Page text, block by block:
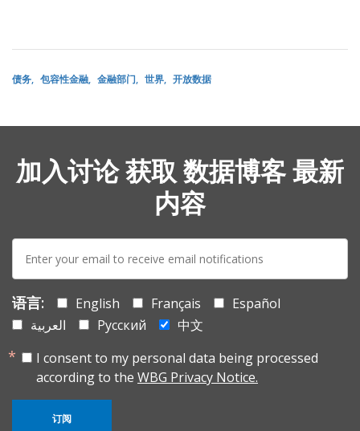
债务 包容性金融 金融部门 世界 开放数据
加入讨论 获取 数据博客 最新
内容
E-
mail:
语言: English Français
Español
العربية
Русский
中文
I consent to my personal data being processed
according to the WBG Privacy Notice.
订阅